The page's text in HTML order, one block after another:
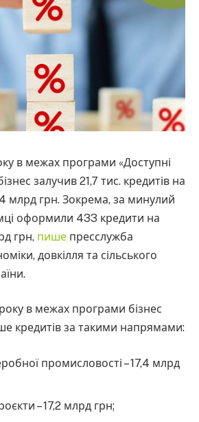
в межах програми «Доступні
залучив 21,7 тис. кредитів на
млрд грн. Зокрема, за минулий
оформили 433 кредити на
грн, пише пресслужба
довкілля та сільського
в межах програми бізнес
кредитів за такими напрямами:
промисловості – 17,4 млрд
– 17,2 млрд грн;